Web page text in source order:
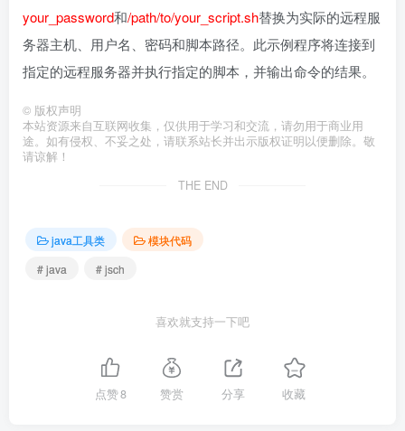
your_password和/path/to/your_script.sh替换为实际的远程服
务器主机、用户名、密码和脚本路径。此示例程序将连接到
指定的远程服务器并执行指定的脚本，并输出命令的结果。
© 版权声明
本站资源来自互联网收集，仅供用于学习和交流，请勿用于商业用
途。如有侵权、不妥之处，请联系站长并出示版权证明以便删除。敬
请谅解！
THE END
java工具类
模块代码
# java
# jsch
喜欢就支持一下吧
点赞8 赞赏 分享 收藏